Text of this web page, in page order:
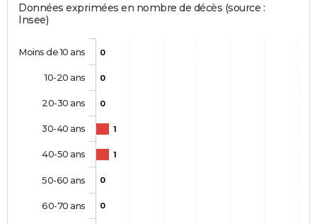
Données exprimées en nombre de décès (source :
Insee)
0
0
0
1
1
0
0
Moins de 10 ans
10-20 ans
20-30 ans
30-40 ans
40-50 ans
50-60 ans
60-70 ans